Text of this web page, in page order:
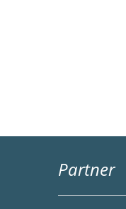
Partner